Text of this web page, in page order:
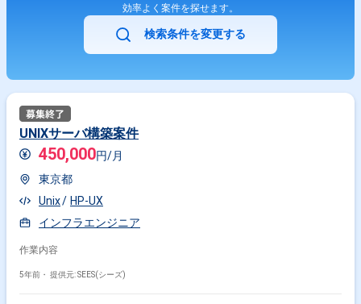
効率よく案件を探せます。
検索条件を変更する
UNIXサーバ構築案件
450,000円/月
東京都
Unix
HP-UX
インフラエンジニア
作業内容
5年前・ 提供元: SEES(シーズ)